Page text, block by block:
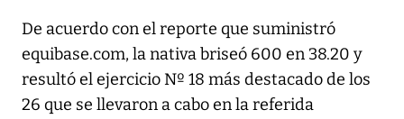
De acuerdo con el reporte que suministró
equibase.com, la nativa briseó 600 en 38.20 y
resultó el ejercicio Nº 18 más destacado de los
26 que se llevaron a cabo en la referida